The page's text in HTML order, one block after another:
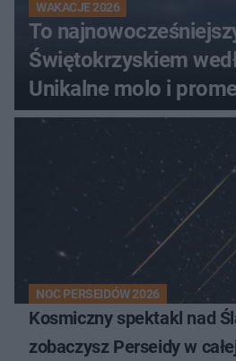
WAKACJE 2026
To
Świętokrzyskiem
Unikalne molo i
NOC PERSEIDÓW 2026
Kosmiczny spektakl nad
zobaczysz Perseidy w